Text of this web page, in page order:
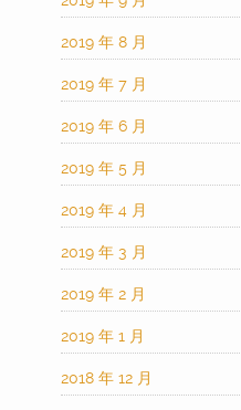
2019 年 8 月
2019 年 7 月
2019 年 6 月
2019 年 5 月
2019 年 4 月
2019 年 3 月
2019 年 2 月
2019 年 1 月
2018 年 12 月